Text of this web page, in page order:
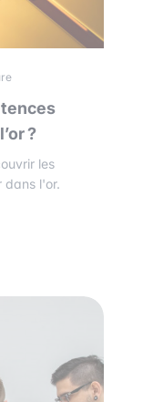
?
les
dans l'or.